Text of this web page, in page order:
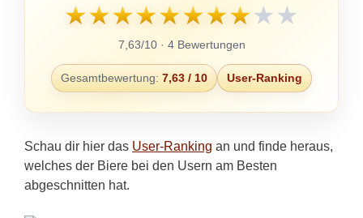
★★★★★★★★★★
7,63/10 · 4 Bewertungen
Gesamtbewertung: 7,63 / 10 User-Ranking
Schau dir hier das User-Ranking an und finde heraus,
welches der Biere bei den Usern am Besten
abgeschnitten hat.